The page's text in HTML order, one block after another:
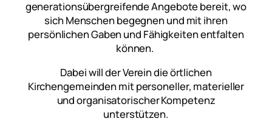
generationsübergreifende Angebote bereit, wo
sich Menschen begegnen und mit ihren
persönlichen Gaben und Fähigkeiten entfalten
können.
Dabei will der Verein die örtlichen
Kirchengemeinden mit personeller, materieller
und organisatorischer Kompetenz
unterstützen.